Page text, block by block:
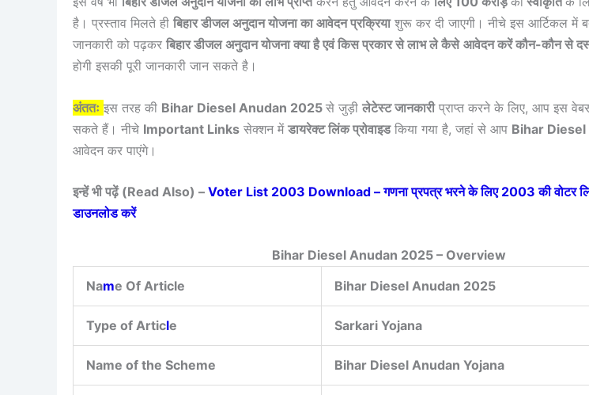
है। प्रस्ताव मिलते ही बिहार डीजल अनुदान योजना का आवेदन प्रक्रियाशुरू कर दी जाएगी। नीचे इस आर्टिकल में
जानकारी को पढ़कर बिहार डीजल अनुदान योजना क्या है एवं किस प्रकार से लाभ ले कैसे आवेदन करें कौन-कौन से
होगी इसकी पूरी जानकारी जान सकते है।
अंततः इस तरह की Bihar Diesel Anudan 2025 से जुड़ी लेटेस्ट जानकारीप्राप्त करने के लिए, आप इस
सकते हैं। नीचे Important Links सेक्शन में डायरेक्ट लिंक प्रोवाइडकिया गया है, जहां से आप Bihar
आवेदन कर पाएंगे।
इन्हें भी पढ़ें (Read Also) – Voter List 2003 Download – गणना प्रपत्र भरने के लिए 2003 की वोटर
डाउनलोड करें
Bihar Diesel Anudan 2025 – Overview
Name Of Article Bihar Diesel Anudan 2025
Type of Article Sarkari Yojana
Name of the Scheme Bihar Diesel Anudan Yojana